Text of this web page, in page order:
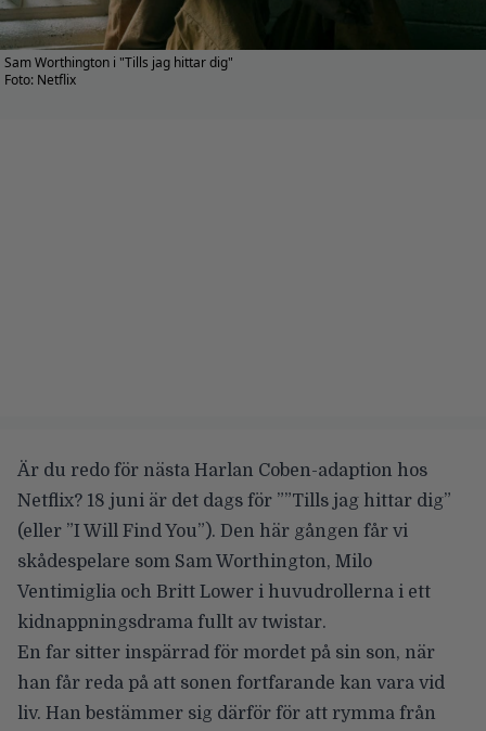
Sam Worthington i "Tills jag hittar dig"
Foto: Netflix
Är du redo för nästa Harlan Coben-adaption hos
Netflix? 18 juni är det dags för ””Tills jag hittar dig”
(eller ”I Will Find You”). Den här gången får vi
skådespelare som Sam Worthington, Milo
Ventimiglia och Britt Lower i huvudrollerna i ett
kidnappningsdrama fullt av twistar.
En far sitter inspärrad för mordet på sin son, när
han får reda på att sonen fortfarande kan vara vid
liv. Han bestämmer sig därför för att rymma från